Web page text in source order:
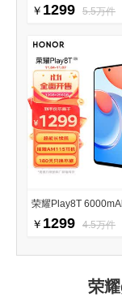
￥ 1299 5.5万件
荣耀Play8T
￥ 1299 4.5万件
荣